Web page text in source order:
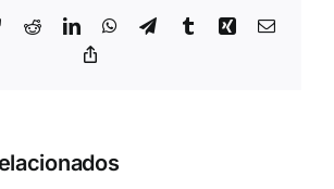
BlueskyRedditLinkedInWhatsApp
TelegramTumblrXing Correo